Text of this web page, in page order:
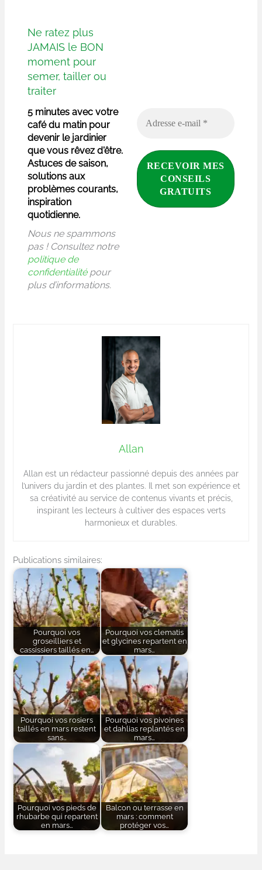
Ne ratez plus
JAMAIS le BON
moment pour
semer, tailler ou
traiter
5 minutes avec votre
café du matin pour
devenir le jardinier
que vous rêvez d'être.
Astuces de saison,
solutions aux
problèmes courants,
inspiration
quotidienne.
Nous ne spammons
pas ! Consultez notre
politique de
confidentialitépour
plus d’informations.
Allan
Allan est un rédacteur passionné depuis des années par
l’univers du jardin et des plantes. Il met son expérience et
sa créativité au service de contenus vivants et précis,
inspirant les lecteurs à cultiver des espaces verts
harmonieux et durables.
Publications similaires:
Pourquoi vos
groseilliers et
cassissiers taillés en…
Pourquoi vos clematis
et glycines repartent en
mars…
Pourquoi vos rosiers
taillés en mars restent
sans…
Pourquoi vos pivoines
et dahlias replantés en
mars…
Pourquoi vos pieds de
rhubarbe qui repartent
en mars…
Balcon ou terrasse en
mars : comment
protéger vos…